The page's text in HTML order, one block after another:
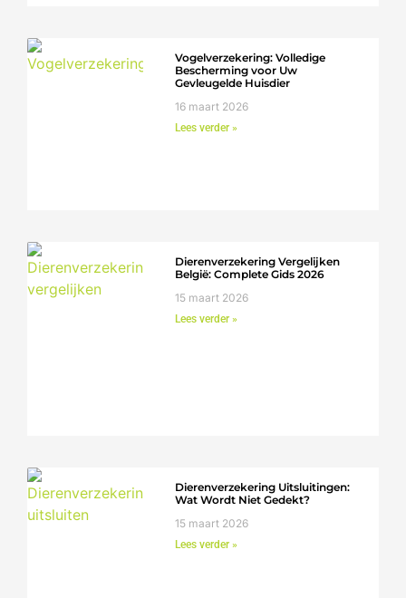
Vogelverzekering: Volledige
Bescherming voor Uw
Gevleugelde Huisdier
16 maart 2026
Lees verder »
Dierenverzekering Vergelijken
België: Complete Gids 2026
15 maart 2026
Lees verder »
Dierenverzekering Uitsluitingen:
Wat Wordt Niet Gedekt?
15 maart 2026
Lees verder »